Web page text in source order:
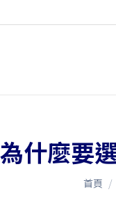
什麼要
您在
首頁